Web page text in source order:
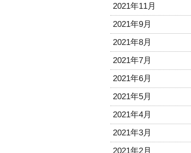
2021年11月
2021年9月
2021年8月
2021年7月
2021年6月
2021年5月
2021年4月
2021年3月
2021年2月